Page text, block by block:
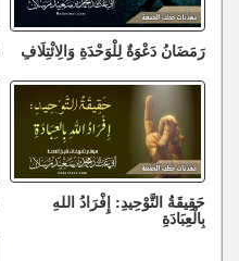
رَمَضَانُ دَعْوَةٌ لِلْوَحْدَةِ وَالِائْتِلَافِ
حَقِيقَةُ التَّوْحِيدِ: إِفْرَادُ اللهِ
بِالْعِبَادَةِ